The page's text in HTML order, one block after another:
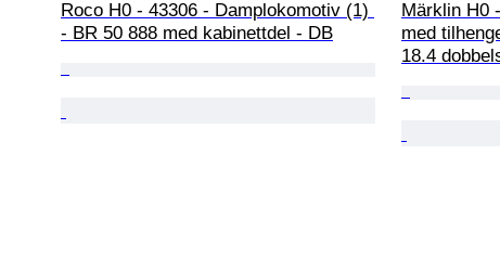
Roco H0 - 43306 - Damplokomotiv (1)
- BR 50 888 med kabinettdel - DB
Märklin H0
med
18.4